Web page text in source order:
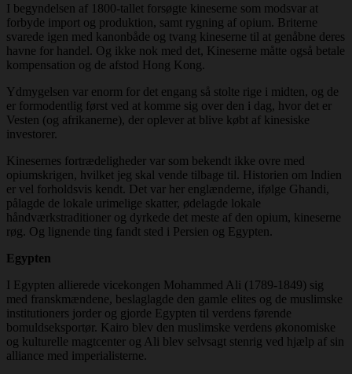
I begyndelsen af 1800-tallet forsøgte kineserne som modsvar at
forbyde import og produktion, samt rygning af opium. Briterne
svarede igen med kanonbåde og tvang kineserne til at genåbne deres
havne for handel. Og ikke nok med det, Kineserne måtte også betale
kompensation og de afstod Hong Kong.
Ydmygelsen var enorm for det engang så stolte rige i midten, og de
er formodentlig først ved at komme sig over den i dag, hvor det er
Vesten (og afrikanerne), der oplever at blive købt af kinesiske
investorer.
Kinesernes fortrædeligheder var som bekendt ikke ovre med
opiumskrigen, hvilket jeg skal vende tilbage til. Historien om Indien
er vel forholdsvis kendt. Det var her englænderne, ifølge Ghandi,
pålagde de lokale urimelige skatter, ødelagde lokale
håndværkstraditioner og dyrkede det meste af den opium, kineserne
røg. Og lignende ting fandt sted i Persien og Egypten.
Egypten
I Egypten allierede vicekongen Mohammed Ali (1789-1849) sig
med franskmændene, beslaglagde den gamle elites og de muslimske
institutioners jorder og gjorde Egypten til verdens førende
bomuldseksportør. Kairo blev den muslimske verdens økonomiske
og kulturelle magtcenter og Ali blev selvsagt stenrig ved hjælp af sin
alliance med imperialisterne.